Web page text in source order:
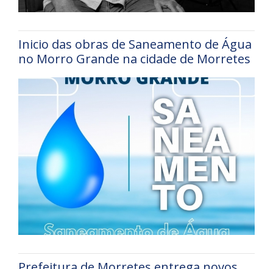
Inicio das obras de Saneamento de Água
no Morro Grande na cidade de Morretes